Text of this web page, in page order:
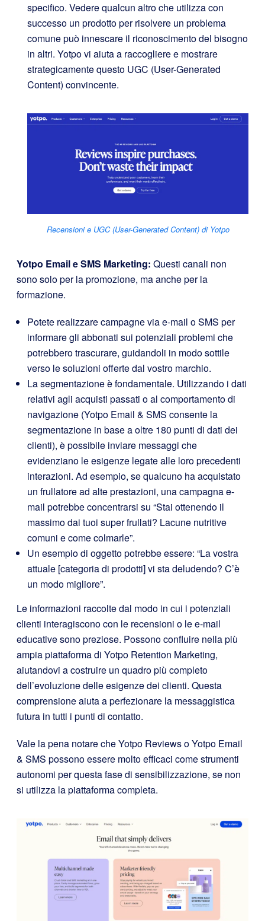
specifico. Vedere qualcun altro che utilizza con
successo un prodotto per risolvere un problema
comune può innescare il riconoscimento del bisogno
in altri. Yotpo vi aiuta a raccogliere e mostrare
strategicamente questo UGC (User-Generated
Content) convincente.
Recensioni e UGC (User-Generated Content) di Yotpo
Yotpo Email e SMS Marketing: Questi canali non
sono solo per la promozione, ma anche per la
formazione.
Potete realizzare campagne via e-mail o SMS per
informare gli abbonati sui potenziali problemi che
potrebbero trascurare, guidandoli in modo sottile
verso le soluzioni offerte dal vostro marchio.
La segmentazione è fondamentale. Utilizzando i dati
relativi agli acquisti passati o al comportamento di
navigazione (Yotpo Email & SMS consente la
segmentazione in base a oltre 180 punti di dati dei
clienti), è possibile inviare messaggi che
evidenziano le esigenze legate alle loro precedenti
interazioni. Ad esempio, se qualcuno ha acquistato
un frullatore ad alte prestazioni, una campagna e-
mail potrebbe concentrarsi su “Stai ottenendo il
massimo dai tuoi super frullati? Lacune nutritive
comuni e come colmarle”.
Un esempio di oggetto potrebbe essere: “La vostra
attuale [categoria di prodotti] vi sta deludendo? C’è
un modo migliore”.
Le informazioni raccolte dal modo in cui i potenziali
clienti interagiscono con le recensioni o le e-mail
educative sono preziose. Possono confluire nella più
ampia piattaforma di Yotpo Retention Marketing,
aiutandovi a costruire un quadro più completo
dell’evoluzione delle esigenze dei clienti. Questa
comprensione aiuta a perfezionare la messaggistica
futura in tutti i punti di contatto.
Vale la pena notare che Yotpo Reviews o Yotpo Email
& SMS possono essere molto efficaci come strumenti
autonomi per questa fase di sensibilizzazione, se non
si utilizza la piattaforma completa.